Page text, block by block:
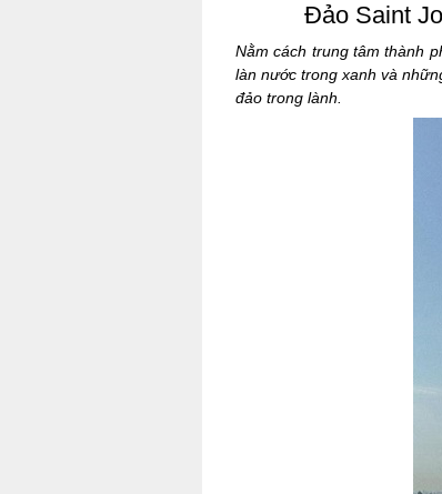
Đảo Saint
Nằm cách trung tâm thành
làn nước trong xanh và
đảo trong lành.